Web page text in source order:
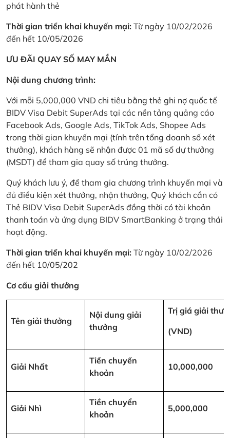
phát hành thẻ
Thời gian triển khai khuyến mại: Từ ngày 10/02/2026
đến hết 10/05/2026
ƯU ĐÃI QUAY SỐ MAY MẮN
Nội dung chương trình:
Với mỗi 5,000,000 VND chi tiêu bằng thẻ ghi nợ quốc tế
BIDV Visa Debit SuperAds tại các nền tảng quảng cáo
Facebook Ads, Google Ads, TikTok Ads, Shopee Ads
trong thời gian khuyến mại (tính trên tổng doanh số xét
thưởng), khách hàng sẽ nhận được 01 mã số dự thưởng
(MSDT) để tham gia quay số trúng thưởng.
Quý khách lưu ý, để tham gia chương trình khuyến mại và
đủ điều kiện xét thưởng, nhận thưởng, Quý khách cần có
Thẻ BIDV Visa Debit SuperAds đồng thời có tài khoản
thanh toán và ứng dụng BIDV SmartBanking ở trạng thái
hoạt động.
Thời gian triển khai khuyến mại: Từ ngày 10/02/2026
đến hết 10/05/202
Cơ cấu giải thưởng
Tên giải thưởng
Nội dung giải
thưởng
Trị giá giải
(VND)
Giải Nhất
Tiền chuyển
khoản
10,000,000
Giải Nhì
Tiền chuyển
khoản
5,000,000